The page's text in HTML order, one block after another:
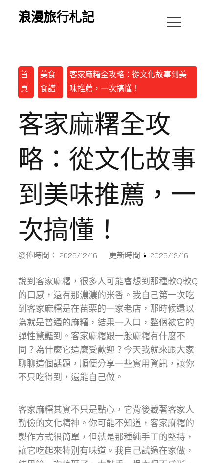
浪漫旅行札記
首
頁
美食
食譜
客家麻糬全攻略：從文化故事到美
味推薦，一次搞懂！
客家麻糬全攻
略：從文化故事
到美味推薦，一
次搞懂！
發佈時間： 2025/12/16 更新時間： 2025/12/16
說到客家麻糬，很多人可能會想到那種軟Q軟Q
的口感，還有那濃濃的米香。我自己第一次吃
到客家麻糬是在苗栗的一家老店，那時候還以
為就是普通的麻糬，結果一入口，整個被它的
彈性驚豔到。客家麻糬跟一般麻糬有什麼不
同？為什麼它這麼受歡迎？今天我就來跟大家
聊聊這個話題，順便分享一些實用資訊，讓你
不只吃得到，還能自己做。
客家麻糬其實不只是點心，它背後藏著客家人
勤儉的文化精神。你可能不知道，客家麻糬的
製作方式很簡單，但就是那種純手工的堅持，
讓它吃起來特別有味道。我自己試過在家做，